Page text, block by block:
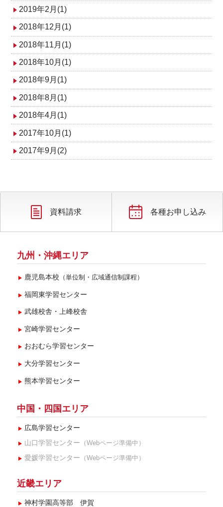
2019年2月(1)
2018年12月(1)
2018年11月(1)
2018年10月(1)
2018年9月(1)
2018年8月(1)
2018年4月(1)
2017年10月(1)
2017年9月(2)
資料請求 各種お申し込み
九州・沖縄エリア
鹿児島本校 （単位制・広域通信制課程）
福岡東学習センター
武雄校舎・上峰校舎
宮崎学習センター
おおむら学習センター
大分学習センター
熊本学習センター
中国・四国エリア
広島学習センター
山口学習センター （Webページ準備中）
愛媛学習センター （Webページ準備中）
近畿エリア
神村学園高等部 伊賀